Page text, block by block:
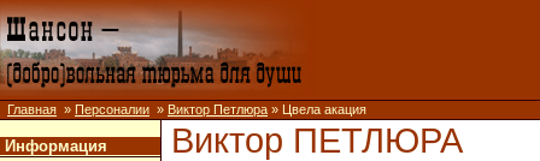
Главная » Персоналии » Виктор Петлюра » Цвела акация
Информация Виктор ПЕТЛЮРА